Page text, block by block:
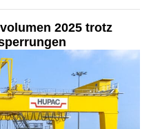
2025 trotz